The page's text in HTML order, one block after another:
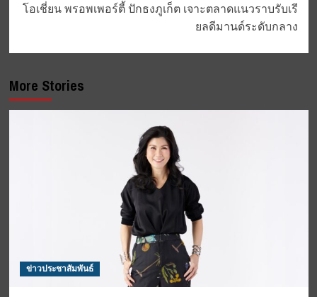
โอเชี่ยน พรอพเพอร์ตี้ ปักธงภูเก็ต เจาะตลาดแนวราบรับเรี
ยลดีมานด์ระดับกลาง
More Stories
ข่าวประชาสัมพันธ์